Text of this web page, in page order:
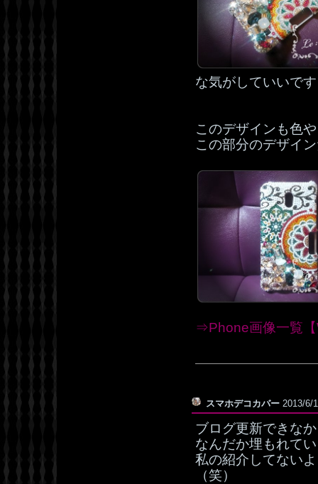
な気がしていいで
このデザインも色
この部分のデザイ
⇒Phone画像一覧
スマホデコカバー 2013/6/
ブログ更新できな
なんだか埋もれて
私の紹介してない
（笑）